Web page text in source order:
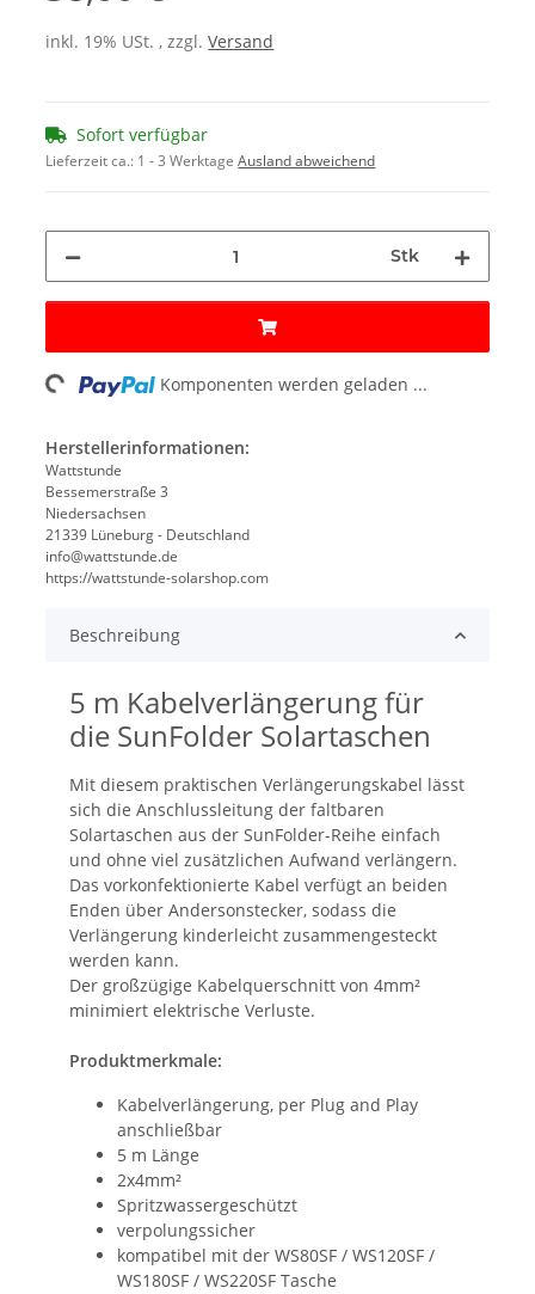
inkl. 19% USt. , zzgl.Versand
Sofort verfügbar
Lieferzeit ca.: 1 - 3 WerktageAusland abweichend
Stk
Komponenten werden geladen ...
Herstellerinformationen:
Wattstunde
Bessemerstraße 3
Niedersachsen
21339 Lüneburg - Deutschland
info@wattstunde.de
https://wattstunde-solarshop.com
Beschreibung
5 m Kabelverlängerung für
die SunFolder Solartaschen
Mit diesem praktischen Verlängerungskabel lässt
sich die Anschlussleitung der faltbaren
Solartaschen aus der SunFolder-Reihe einfach
und ohne viel zusätzlichen Aufwand verlängern.
Das vorkonfektionierte Kabel verfügt an beiden
Enden über Andersonstecker, sodass die
Verlängerung kinderleicht zusammengesteckt
werden kann.
Der großzügige Kabelquerschnitt von 4mm²
minimiert elektrische Verluste.
Produktmerkmale:
Kabelverlängerung, per Plug and Play
anschließbar
5 m Länge
2x4mm²
Spritzwassergeschützt
verpolungssicher
kompatibel mit der WS80SF / WS120SF /
WS180SF / WS220SF Tasche